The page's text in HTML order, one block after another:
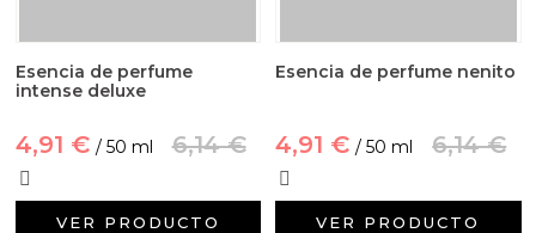
Esencia de perfume
intense deluxe
4,91 € / 50 ml 6,14 €
VER PRODUCTO
Esencia de perfume nenito
4,91 € / 50 ml 6,14 €
VER PRODUCTO